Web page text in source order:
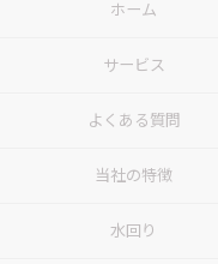
ホーム
サービス
よくある質問
当社の特徴
水回り